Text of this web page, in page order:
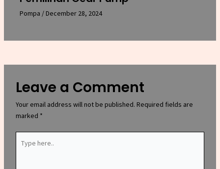
Pompa /December 28, 2024
Leave a Comment
Your email address will not be published. Required fields are
marked *
here..